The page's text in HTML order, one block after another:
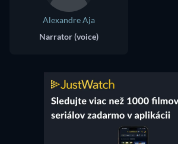
Alexandre Aja
Narrator (voice)